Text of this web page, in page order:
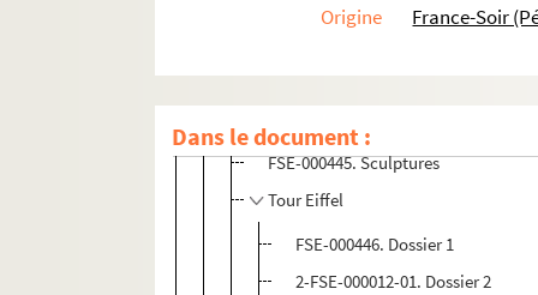
Origine
France-Soir
Dans le document :
FSE-000441. Palais Rose (demeure
FSE-000445. Sculptures
Tour Eiffel
FSE-000446. Dossier 1
2-FSE-000012-01. Dossier 2